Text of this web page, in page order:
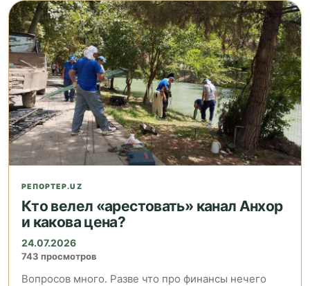
РЕПОРТЕР.UZ
Кто велел «арестовать» канал Анхор
и какова цена?
24.07.2026
743 просмотров
Вопросов много. Разве что про финансы нечего